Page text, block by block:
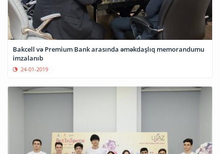
Bakcell və Premium Bank arasında əməkdaşlıq memorandumu
imzalanıb
24-01-2019